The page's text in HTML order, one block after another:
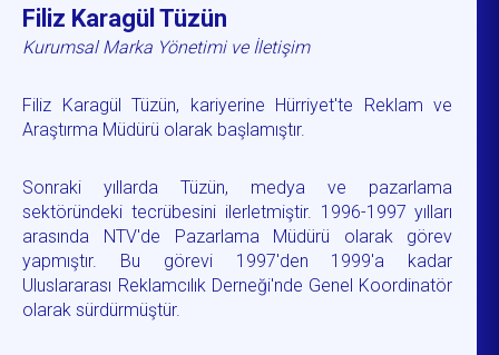
Filiz Karagül Tüzün
Kurumsal Marka Yönetimi ve İletişim
Filiz Karagül Tüzün, kariyerine Hürriyet'te Reklam ve
Araştırma Müdürü olarak başlamıştır.
Sonraki yıllarda Tüzün, medya ve pazarlama
sektöründeki tecrübesini ilerletmiştir. 1996-1997 yılları
arasında NTV'de Pazarlama Müdürü olarak görev
yapmıştır. Bu görevi 1997'den 1999'a kadar
Uluslararası Reklamcılık Derneği'nde Genel Koordinatör
olarak sürdürmüştür.